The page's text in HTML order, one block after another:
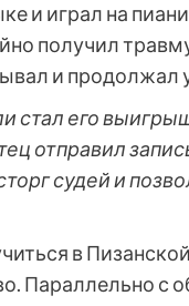
и играл на
получил
и продолжал
его
отправил
судей и
в
Параллельно с